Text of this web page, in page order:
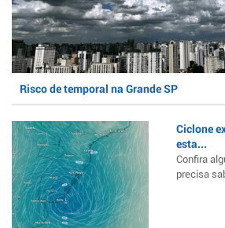
Risco de temporal na Grande SP
Ciclone
esta...
Confira
precisa